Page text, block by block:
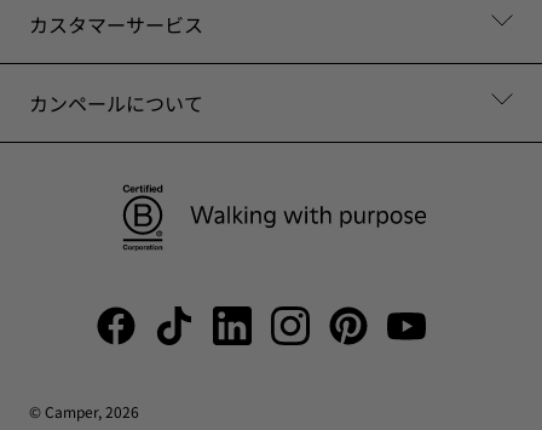
カスタマーサービス
カンペールについて
© Camper, 2026